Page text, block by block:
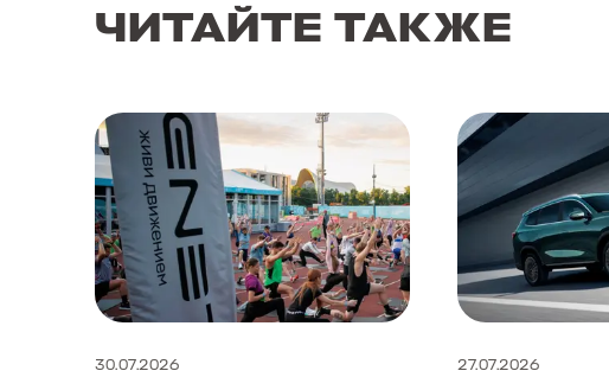
ЧИТАЙТЕ ТАКЖЕ
30.07.2026 27.07.2026